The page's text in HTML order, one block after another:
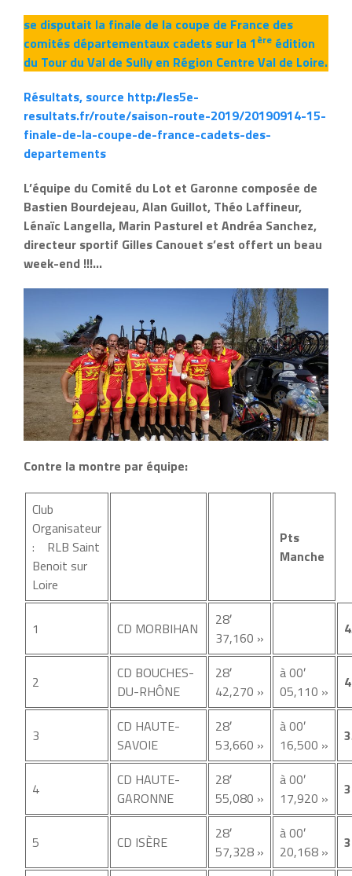
se disputait la finale de la coupe de France des
comités départementaux cadets sur la 1ère édition
du Tour du Val de Sully en Région Centre Val de Loire.
Résultats, source http://les5e-
resultats.fr/route/saison-route-2019/20190914-15-
finale-de-la-coupe-de-france-cadets-des-
departements
L’équipe du Comité du Lot et Garonne composée de
Bastien Bourdejeau, Alan Guillot, Théo Laffineur,
Lénaïc Langella, Marin Pasturel et Andréa Sanchez,
directeur sportif Gilles Canouet s’est offert un beau
week-end !!!…
Contre la montre par équipe:
Club
Organisateur
: RLB Saint
Benoit sur
Loire
Pts
Manche
1 CD MORBIHAN
28′
37,160 »
2
CD BOUCHES-
DU-RHÔNE
28′
42,270 »
à 00′
05,110 »
3
CD HAUTE-
SAVOIE
28′
53,660 »
à 00′
16,500 »
4
CD HAUTE-
GARONNE
28′
55,080 »
à 00′
17,920 »
5 CD ISÈRE
28′
57,328 »
à 00′
20,168 »